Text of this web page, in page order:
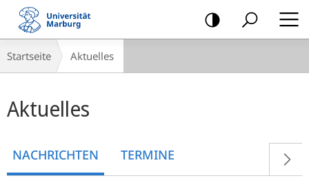
Mobile-
Navigation
Breadcrumb-
Navigation
Startseite Aktuelles
Aktuelles
NACHRICHTEN TERMINE